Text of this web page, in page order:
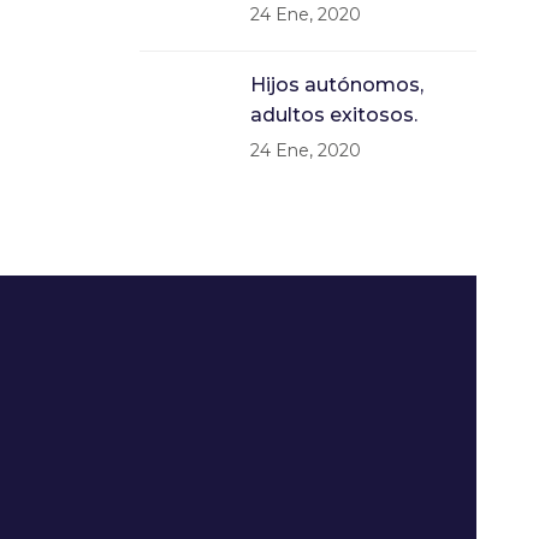
24 Ene, 2020
Hijos autónomos,
adultos exitosos.
24 Ene, 2020